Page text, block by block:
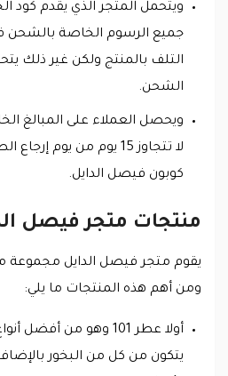
ويتحمل المتجر الذي يقدم كود
جميع الرسوم الخاصة بالشحن
التلف بالمنتج ولكن غير ذلك
الشحن.
ويحصل العملاء على المبالغ
لا تتجاوز 15 يوم من
كوبون فيصل الدايل.
منتجات متجر فيصل
يقوم متجر فيصل الدايل مجموعة
ومن أهم هذه المنتجات ما يلي:
أولا عطر 101 وهو من
يتكون من كل من البخور